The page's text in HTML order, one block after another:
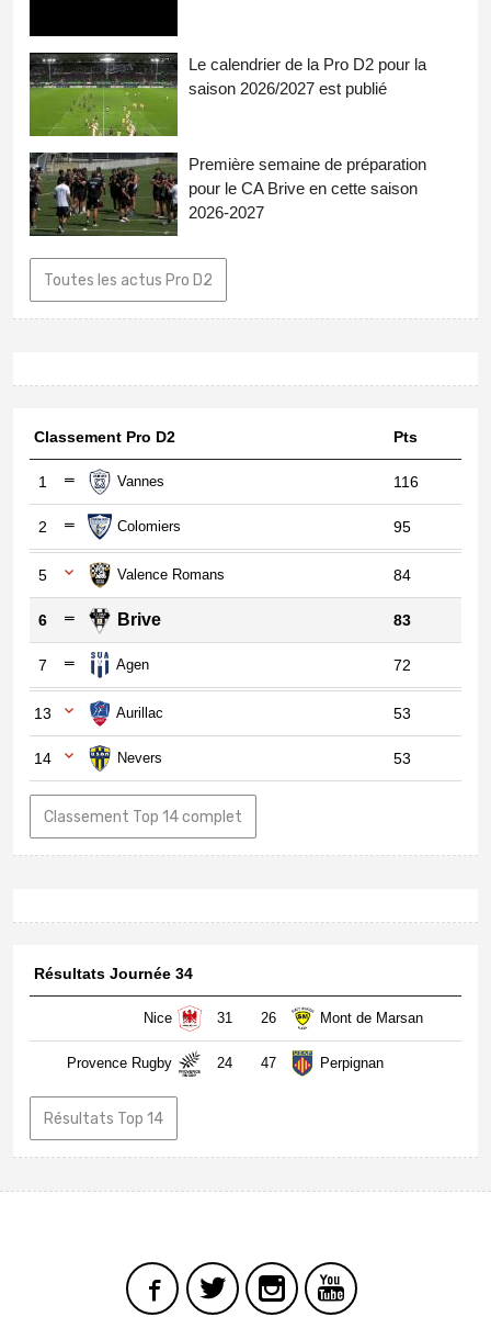
Le calendrier de la Pro D2 pour la
saison 2026/2027 est publié
Première semaine de préparation
pour le CA Brive en cette saison
2026-2027
Toutes les actus Pro D2
Classement Pro D2 Pts
1 Vannes 116
2 Colomiers 95
5 Valence Romans 84
6 Brive 83
7 Agen 72
13 Aurillac 53
14 Nevers 53
Classement Top 14 complet
Résultats Journée 34
Nice 31 26 Mont de Marsan
Provence Rugby 24 47 Perpignan
Résultats Top 14